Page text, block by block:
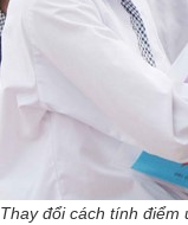
Thay đổi cách tính